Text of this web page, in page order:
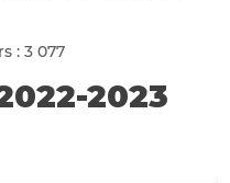
: 3 077
2023